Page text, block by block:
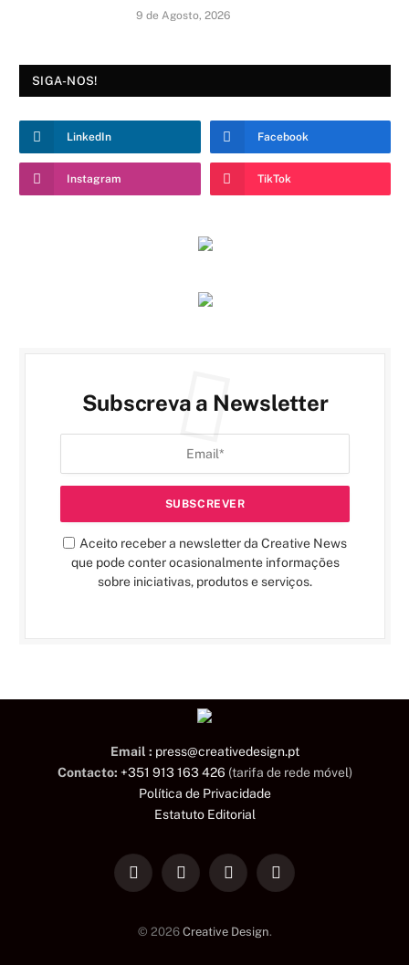
9 de Agosto, 2026
SIGA-NOS!
LinkedIn Facebook
Instagram TikTok
Subscreva a Newsletter
Aceito receber a newsletter da Creative News
que pode conter ocasionalmente informações
sobre iniciativas, produtos e serviços.
Email : press@creativedesign.pt
Contacto: +351 913 163 426 (tarifa de rede móvel)
Política de Privacidade
Estatuto Editorial
LinkedInFacebookInstagramTikTok
© 2026 Creative Design.